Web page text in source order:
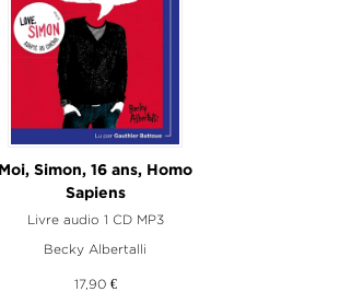
Moi, Simon, 16 ans, Homo
Sapiens
Livre audio 1 CD MP3
Becky Albertalli
17,90 €